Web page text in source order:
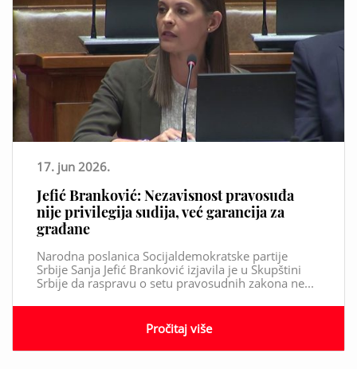
17. jun 2026.
Jefić Branković: Nezavisnost pravosuđa
nije privilegija sudija, već garancija za
građane
Narodna poslanica Socijaldemokratske partije
Srbije Sanja Jefić Branković izjavila je u Skupštini
Srbije da raspravu o setu pravosudnih zakona ne...
Pročitaj više